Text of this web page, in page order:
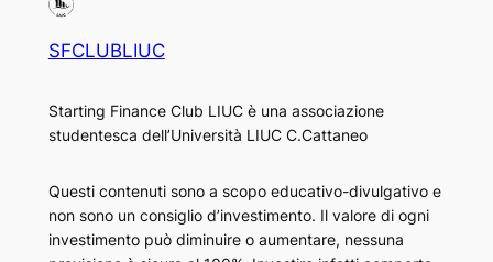
SFCLUBLIUC
Starting Finance Club LIUC è una associazione
studentesca dell’Università LIUC C.Cattaneo
Questi contenuti sono a scopo educativo-divulgativo e
non sono un consiglio d’investimento. Il valore di ogni
investimento può diminuire o aumentare, nessuna